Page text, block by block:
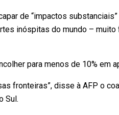
de “impactos
inóspitas do mundo –
para menos de 10% em
fronteiras”, disse à AFP o
Sul.